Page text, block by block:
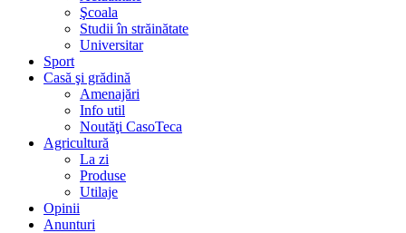
Şcoala
Studii în străinătate
Universitar
Sport
Casă şi grădină
Amenajări
Info util
Noutăţi CasoTeca
Agricultură
La zi
Produse
Utilaje
Opinii
Anunturi